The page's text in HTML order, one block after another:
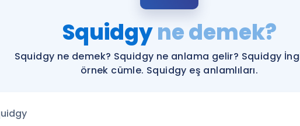
YDS ve YÖKDİL
Rehberlik Aracı
YDS ve YÖKDİL'e
Tüm ÖSYM
Squidgyne demek?
Squidgy ne demek? Squidgy ne anlama gelir? Squidgy
örnek cümle. Squidgy eş anlamlıları.